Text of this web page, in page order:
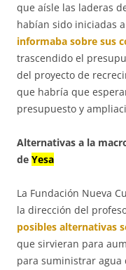
que aísle las laderas
habían sido iniciadas
informaba sobre sus
trascendido el
del proyecto de
que habría que
presupuesto y
Alternativas a la
de Yesa
La Fundación Nueva
la dirección del
posibles alternativas
que sirvieran para
para suministrar agua